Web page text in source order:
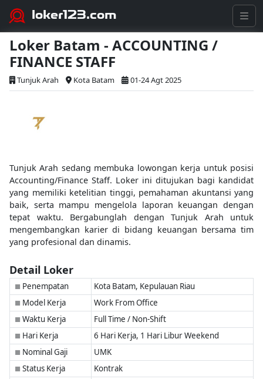
loker123.com
Loker Batam - ACCOUNTING /
FINANCE STAFF
Tunjuk Arah Kota Batam 01-24 Agt 2025
Tunjuk Arah sedang membuka lowongan kerja untuk posisi
Accounting/Finance Staff. Loker ini ditujukan bagi kandidat
yang memiliki ketelitian tinggi, pemahaman akuntansi yang
baik, serta mampu mengelola laporan keuangan dengan
tepat waktu. Bergabunglah dengan Tunjuk Arah untuk
mengembangkan karier di bidang keuangan bersama tim
yang profesional dan dinamis.
Detail Loker
■ Penempatan Kota Batam, Kepulauan Riau
■ Model Kerja Work From Office
■ Waktu Kerja Full Time / Non-Shift
■ Hari Kerja 6 Hari Kerja, 1 Hari Libur Weekend
■ Nominal Gaji UMK
■ Status Kerja Kontrak